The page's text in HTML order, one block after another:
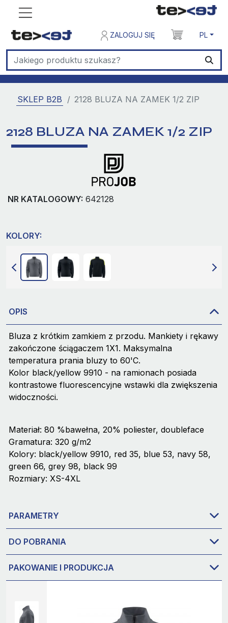
ZALOGUJ SIĘ PL
SKLEP B2B 2128 BLUZA NA ZAMEK 1/2 ZIP
2128 BLUZA NA ZAMEK 1/2 ZIP
NR KATALOGOWY: 642128
KOLORY:
OPIS
Bluza z krótkim zamkiem z przodu. Mankiety i rękawy
zakończone ściągaczem 1X1. Maksymalna
temperatura prania bluzy to 60'C.
Kolor black/yellow 9910 - na ramionach posiada
kontrastowe fluorescencyjne wstawki dla zwiększenia
widoczności.
Materiał: 80 %bawełna, 20% poliester, doubleface
Gramatura: 320 g/m2
Kolory: black/yellow 9910, red 35, blue 53, navy 58,
green 66, grey 98, black 99
Rozmiary: XS-4XL
PARAMETRY
DO POBRANIA
PAKOWANIE I PRODUKCJA